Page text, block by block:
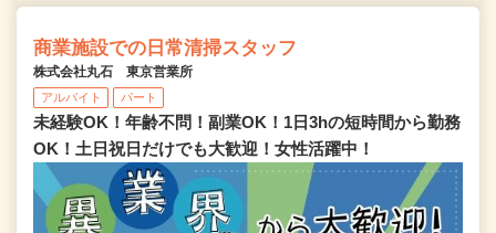
商業施設での日常清掃スタッフ
株式会社丸石 東京営業所
アルバイト パート
未経験OK！年齢不問！副業OK！1日3hの短時間から勤務
OK！土日祝日だけでも大歓迎！女性活躍中！